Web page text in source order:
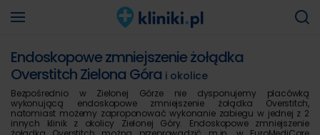
Endoskopowe zmniejszenie żołądka
Overstitch Zielona Góra i okolice
Bezpośrednio w Zielonej Górze nie dysponujemy placówką
wykonującą endoskopowe zmniejszenie żołądka Overstitch,
natomiast możemy zaproponować wykonanie zabiegu w jednej z 2
innych klinik z okolicy Zielonej Góry. Endoskopowe zmniejszenie